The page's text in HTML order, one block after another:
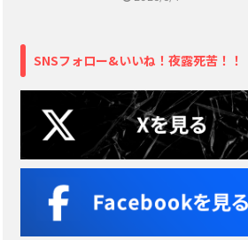
SNSフォロー&いいね！夜露死苦！！